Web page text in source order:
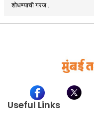
शोधण्याची गरज ..
Useful Links